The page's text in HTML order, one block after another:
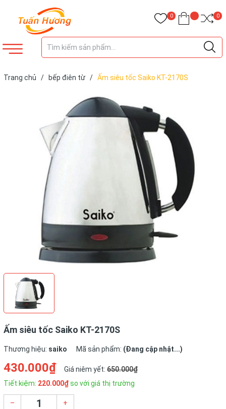
0 0
Trang chủ / bếp điên từ / Ấm siêu tốc Saiko KT-2170S
Ấm siêu tốc Saiko KT-2170S
Thương hiệu: saiko Mã sản phẩm: (Đang cập nhật...)
430.000₫ Giá niêm yết: 650.000₫
Tiết kiệm: 220.000₫so với giá thị trường
– +